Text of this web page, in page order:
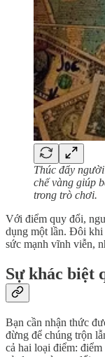
Thúc đẩy
chế vàng giúp
trong trò chơi.
Với điểm quy đổi,
dụng một lần. Đôi khi
sức mạnh vĩnh viễn,
Sự khác biệt
Bạn cần nhận thức
đừng để chúng trộn
cả hai loại điểm: